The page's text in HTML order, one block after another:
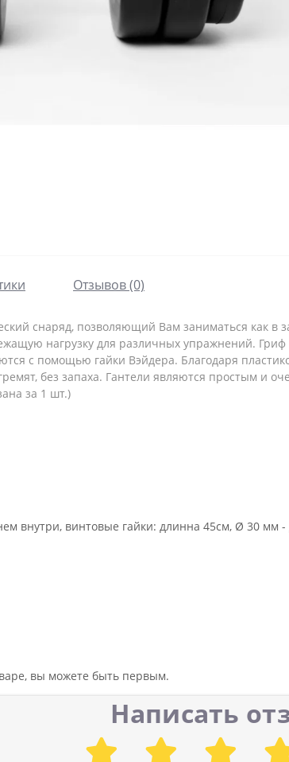
Отзывов (0)
снаряд, позволяющий Вам заниматься как в
нагрузку для различных упражнений. Гриф
с помощью гайки Вэйдера. Благодаря
без запаха. Гантели являются простым и
за 1 шт.)
внутри, винтовые гайки: длинна 45см, Ø 30 мм
вы можете быть первым.
Написать